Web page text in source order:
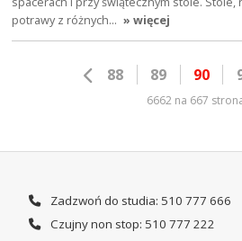
potrawy z różnych… » więcej
88 89 90
6662 na 667
Zadzwoń do studia: 510 777 666
Czujny non stop: 510 777 222